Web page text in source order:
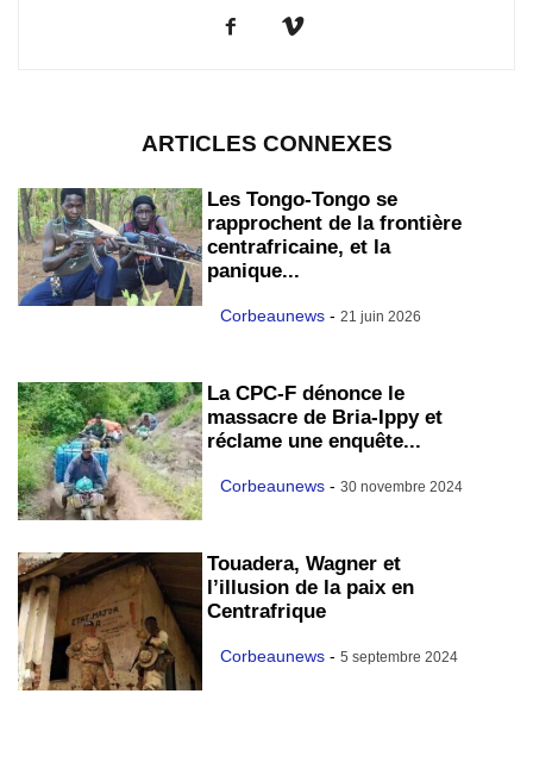
ARTICLES CONNEXES
Les Tongo-Tongo se
rapprochent de la frontière
centrafricaine, et la
panique...
Corbeaunews - 21 juin 2026
La CPC-F dénonce le
massacre de Bria-Ippy et
réclame une enquête...
Corbeaunews - 30 novembre 2024
Touadera, Wagner et
l’illusion de la paix en
Centrafrique
Corbeaunews - 5 septembre 2024